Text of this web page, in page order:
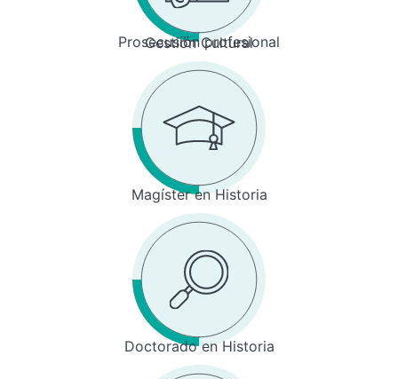
Prosecusión profesional
Gestión Cultural
Magíster en Historia
Doctorado en Historia